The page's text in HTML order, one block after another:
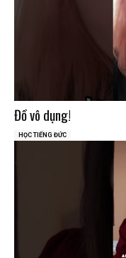
Đồ vô dụng!
HỌC TIẾNG ĐỨC